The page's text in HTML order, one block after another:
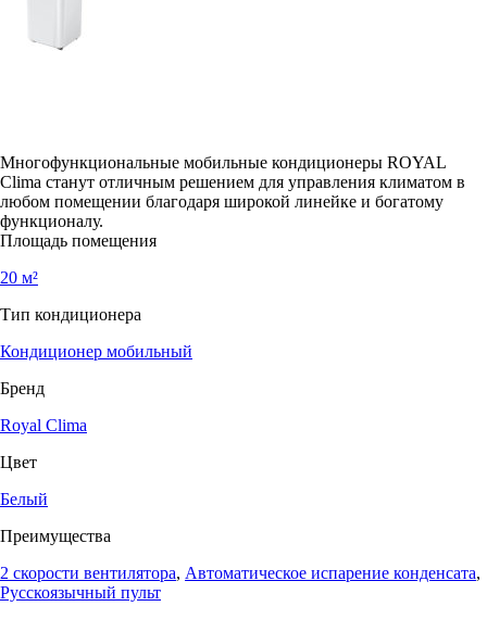
Многофункциональные мобильные кондиционеры ROYAL
Clima станут отличным решением для управления климатом в
любом помещении благодаря широкой линейке и богатому
функционалу.
Площадь помещения
20 м²
Тип кондиционера
Кондиционер мобильный
Бренд
Royal Clima
Цвет
Белый
Преимущества
2 скорости вентилятора, Автоматическое испарение конденсата,
Русскоязычный пульт